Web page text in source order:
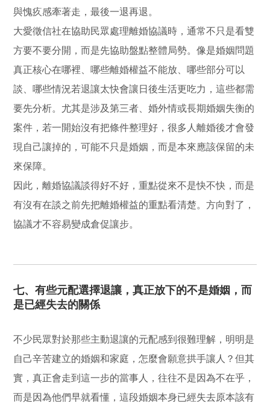
與愧疚感牽著走，最後一退再退。
大愛徵信社在協助民眾處理離婚協議時，通常不只是看雙
方要不要分開，而是先協助盤點整體局勢。像是婚姻問題
真正核心在哪裡、哪些離婚權益不能放、哪些部分可以
談、哪些情況若退讓太快會讓日後生活更吃力，這些都需
要先分析。尤其是涉及第三者、婚外情或長期婚姻失衡的
案件，若一開始沒有把條件整理好，很多人離婚後才會發
現自己讓掉的，可能不只是婚姻，而是本來應該保留的未
來保障。
因此，離婚協議談得好不好，重點從來不是快不快，而是
有沒有在談之前先把離婚權益的重點看清楚。方向對了，
協議才不容易變成倉促讓步。
七、有些元配選擇退讓，真正放下的不是婚姻，而
是已經失去的關係
不少民眾對於那些主動退讓的元配感到很難理解，明明是
自己辛苦建立的婚姻和家庭，怎麼會願意拱手讓人？但其
實，真正會走到這一步的當事人，往往不是因為不在乎，
而是因為他們早就看懂，這段婚姻本身已經失去原本該有